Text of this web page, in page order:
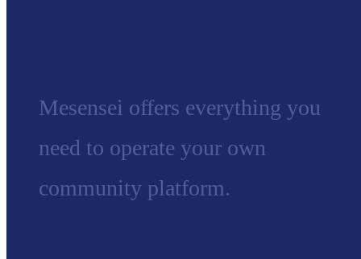
Mesensei offers everything you
need to operate your own
community platform.